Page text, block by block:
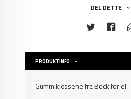
DEL DETTE
PRODUKTINFO
Gummiklossene fra Böck for